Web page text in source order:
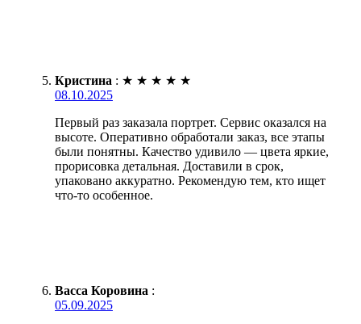
Кристина : ★ ★ ★ ★ ★
08.10.2025
Первый раз заказала портрет. Сервис оказался на
высоте. Оперативно обработали заказ, все этапы
были понятны. Качество удивило — цвета яркие,
прорисовка детальная. Доставили в срок,
упаковано аккуратно. Рекомендую тем, кто ищет
что-то особенное.
Васса Коровина :
05.09.2025